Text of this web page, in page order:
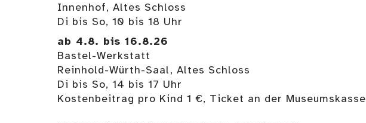
Innenhof, Altes Schloss
Di bis So, 10 bis 18 Uhr
ab 4.8. bis 16.8.26
Bastel-Werkstatt
Reinhold-Würth-Saal, Altes Schloss
Di bis So, 14 bis 17 Uhr
Kostenbeitrag pro Kind 1 €, Ticket an der Museumskasse